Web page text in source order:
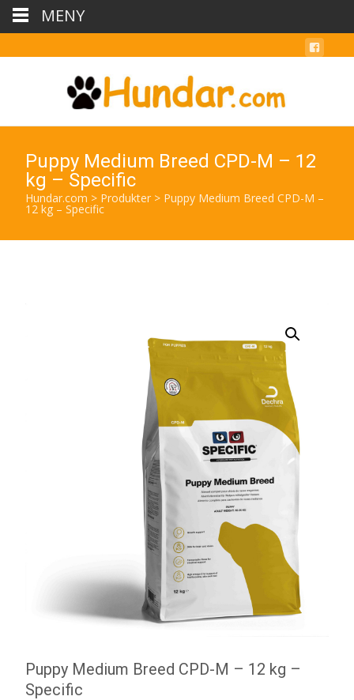
Puppy Medium Breed CPD-M – 12
kg – Specific
Hundar.com > Produkter > Puppy Medium Breed CPD-M –
12 kg – Specific
Puppy Medium Breed CPD-M – 12 kg –
Specific
MENY